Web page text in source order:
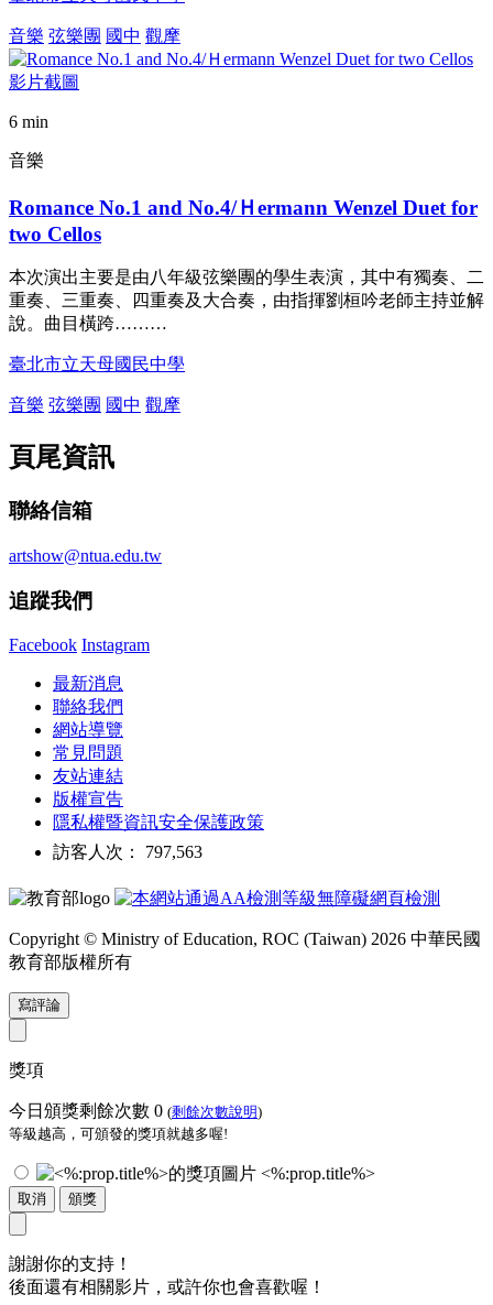
音樂 弦樂團 國中 觀摩
6 min
音樂
Romance No.1 and No.4/Ｈermann Wenzel Duet for
two Cellos
本次演出主要是由八年級弦樂團的學生表演，其中有獨奏、二
重奏、三重奏、四重奏及大合奏，由指揮劉桓吟老師主持並解
說。曲目橫跨………
臺北市立天母國民中學
音樂 弦樂團 國中 觀摩
頁尾資訊
聯絡信箱
artshow@ntua.edu.tw
追蹤我們
Facebook Instagram
最新消息
聯絡我們
網站導覽
常見問題
友站連結
版權宣告
隱私權暨資訊安全保護政策
訪客人次： 797,563
Copyright © Ministry of Education, ROC (Taiwan) 2026 中華民國
教育部版權所有
寫評論
獎項
今日頒獎剩餘次數 0 (剩餘次數說明)
等級越高，可頒發的獎項就越多喔!
<%:prop.title%>
取消 頒獎
謝謝你的支持！
後面還有相關影片，或許你也會喜歡喔！